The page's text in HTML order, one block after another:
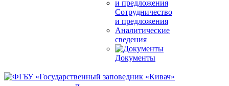
Сотрудничество
и предложения
Аналитические
сведения
Документы